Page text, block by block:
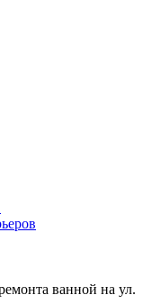
ванной на ул.